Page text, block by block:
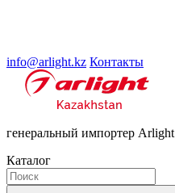
info@arlight.kz Контакты
генеральный импортер Arlight
Каталог